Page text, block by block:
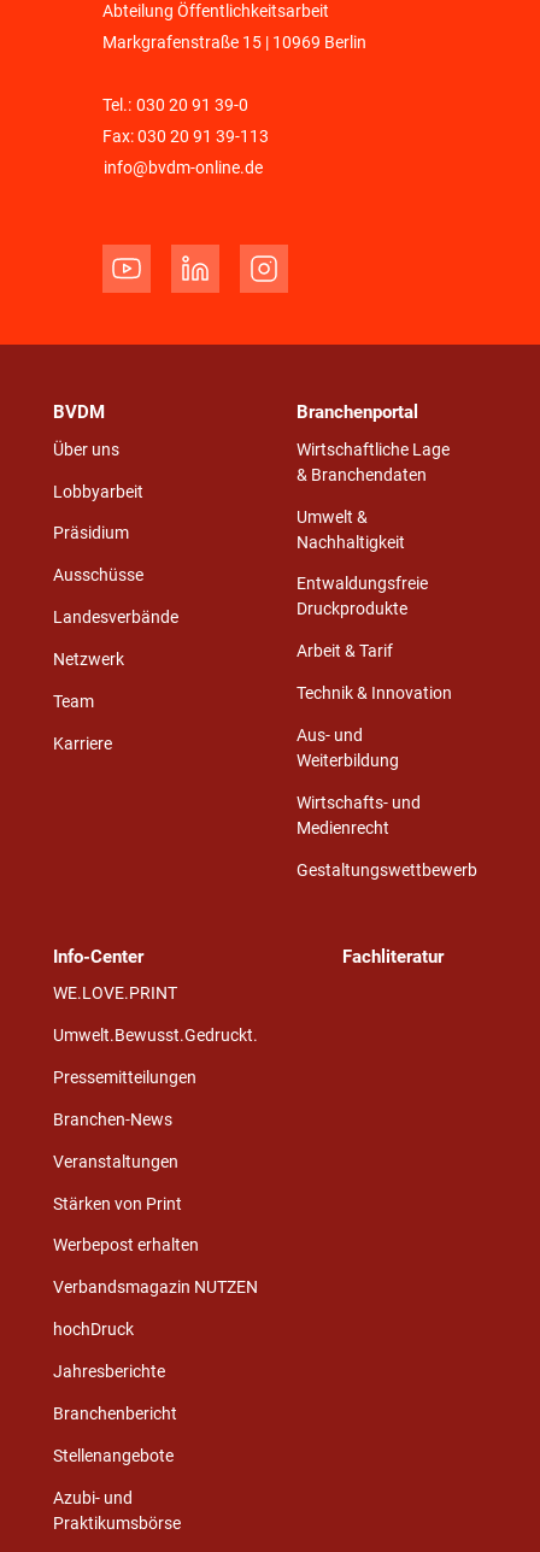
Abteilung Öffentlichkeitsarbeit
Markgrafenstraße 15 | 10969 Berlin
Tel.: 030 20 91 39-0
Fax: 030 20 91 39-113
info@bvdm-online.de
BVDM
Über uns
Lobbyarbeit
Präsidium
Ausschüsse
Landesverbände
Netzwerk
Team
Karriere
Branchenportal
Wirtschaftliche Lage
& Branchendaten
Umwelt &
Nachhaltigkeit
Entwaldungsfreie
Druckprodukte
Arbeit & Tarif
Technik & Innovation
Aus- und
Weiterbildung
Wirtschafts- und
Medienrecht
Gestaltungswettbewerb
Info-Center
WE.LOVE.PRINT
Umwelt.Bewusst.Gedruckt.
Pressemitteilungen
Branchen-News
Veranstaltungen
Stärken von Print
Werbepost erhalten
Verbandsmagazin NUTZEN
hochDruck
Jahresberichte
Branchenbericht
Stellenangebote
Azubi- und
Praktikumsbörse
Fachliteratur